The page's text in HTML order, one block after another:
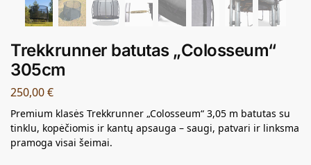
Trekkrunner batutas „Colosseum“
305cm
250,00€
Premium klasės Trekkrunner „Colosseum“ 3,05 m batutas su
tinklu, kopėčiomis ir kantų apsauga – saugi, patvari ir linksma
pramoga visai šeimai.